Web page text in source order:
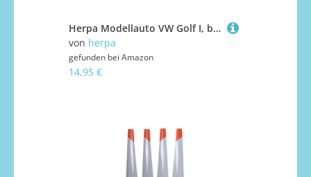
Herpa Modellauto VW Golf I, brillantgelb (Spur TT) Miniatur im Maßstab 1:120, Sammlerstück, Made in Germany, Modell aus Kunststoff
von herpa
gefunden bei Amazon
14,95 €